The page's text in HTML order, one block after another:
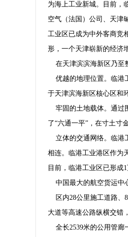
为海上工业新城。目前，
空气（法国）公司、天津
工业区已成为中外客商竞
形，一个天津崭新的经济
在天津滨滨海新区乃至
优越的地理位置。临港
于天津滨海新区核心区和
牢固的土地载体。通过
了“六通一平”，在寸土寸
立体的交通网络。临港
相连。临港工业港区作为
目前，临港工业区已形成
中国最大的航空货运中
区内28公里施工道路、
大道等高速公路纵横交错
全长2539米的公用管廊